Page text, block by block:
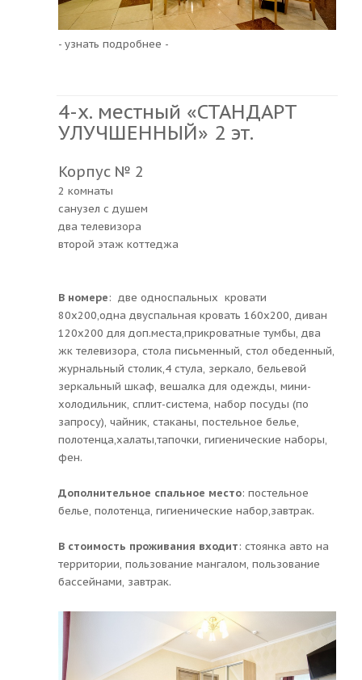
- узнать подробнее -
4-х. местный «СТАНДАРТ
УЛУЧШЕННЫЙ» 2 эт.
Корпус № 2
2 комнаты
санузел с душем
два телевизора
второй этаж коттеджа
В номере: две односпальных кровати
80х200,одна двуспальная кровать 160х200, диван
120х200 для доп.места,прикроватные тумбы, два
жк телевизора, стола письменный, стол обеденный,
журнальный столик,4 стула, зеркало, бельевой
зеркальный шкаф, вешалка для одежды, мини-
холодильник, сплит-система, набор посуды (по
запросу), чайник, стаканы, постельное белье,
полотенца,халаты,тапочки, гигиенические наборы,
фен.
Дополнительное спальное место: постельное
белье, полотенца, гигиенические набор,завтрак.
В стоимость проживания входит: стоянка авто на
территории, пользование мангалом, пользование
бассейнами, завтрак.